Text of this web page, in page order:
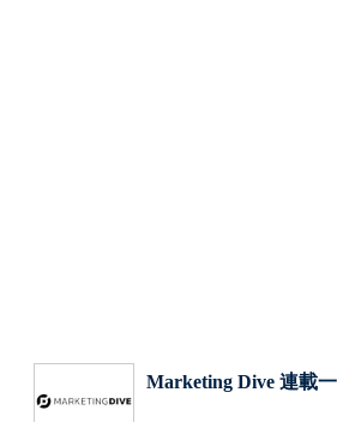
Marketing Dive 連載